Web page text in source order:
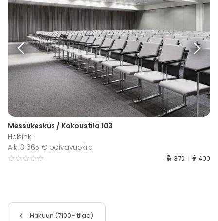
Messukeskus / Kokoustila 103
Helsinki
Alk. 3 665 € päivävuokra
370 400
Hakuun (7100+ tilaa)